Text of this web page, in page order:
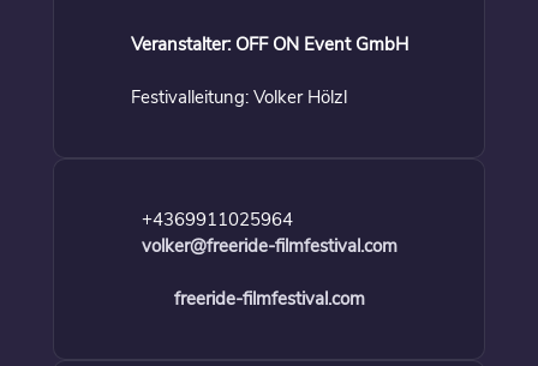
Veranstalter: OFF ON Event GmbH
Festivalleitung: Volker Hölzl
+4369911025964
volker@freeride-filmfestival.com
freeride-filmfestival.com